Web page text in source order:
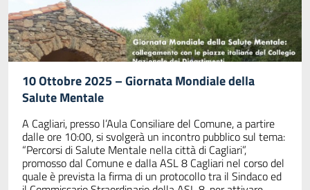
10 Ottobre 2025 – Giornata Mondiale della
Salute Mentale
A Cagliari, presso l’Aula Consiliare del Comune, a partire
dalle ore 10:00, si svolgerà un incontro pubblico sul tema:
“Percorsi di Salute Mentale nella città di Cagliari”,
promosso dal Comune e dalla ASL 8 Cagliari nel corso del
quale è prevista la firma di un protocollo tra il Sindaco ed